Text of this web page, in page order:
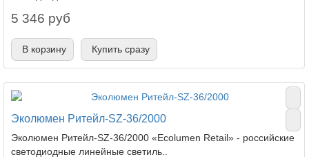
5 346 руб
В корзину Купить сразу
Эколюмен Ритейл-SZ-36/2000
Эколюмен Ритейл-SZ-36/2000 «Ecolumen Retail» - российские
светодиодные линейные светиль..